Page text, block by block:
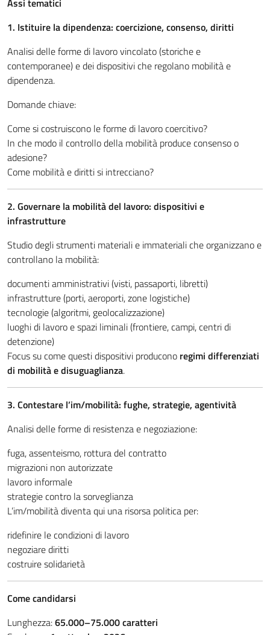
Assi tematici
1. Istituire la dipendenza: coercizione, consenso, diritti
Analisi delle forme di lavoro vincolato (storiche e
contemporanee) e dei dispositivi che regolano mobilità e
dipendenza.
Domande chiave:
Come si costruiscono le forme di lavoro coercitivo?
In che modo il controllo della mobilità produce consenso o
adesione?
Come mobilità e diritti si intrecciano?
2. Governare la mobilità del lavoro: dispositivi e
infrastrutture
Studio degli strumenti materiali e immateriali che organizzano e
controllano la mobilità:
documenti amministrativi (visti, passaporti, libretti)
infrastrutture (porti, aeroporti, zone logistiche)
tecnologie (algoritmi, geolocalizzazione)
luoghi di lavoro e spazi liminali (frontiere, campi, centri di
detenzione)
Focus su come questi dispositivi producono regimi differenziati
di mobilità e disuguaglianza.
3. Contestare l’im/mobilità: fughe, strategie, agentività
Analisi delle forme di resistenza e negoziazione:
fuga, assenteismo, rottura del contratto
migrazioni non autorizzate
lavoro informale
strategie contro la sorveglianza
L’im/mobilità diventa qui una risorsa politica per:
ridefinire le condizioni di lavoro
negoziare diritti
costruire solidarietà
Come candidarsi
Lunghezza:65.000–75.000 caratteri